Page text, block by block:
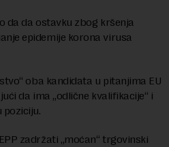
da da ostavku zbog kršenja
epidemije korona virusa
oba kandidata u pitanjima EU
da ima „odlične kvalifikacije“ i
poziciju.
zadržati „moćan“ trgovinski